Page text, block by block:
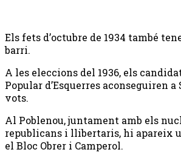
Els fets d’octubre de 1934 també
barri.
A les eleccions del 1936, els
Popular d’Esquerres aconseguiren
vots.
Al Poblenou, juntament amb els
republicans i llibertaris, hi apareix
el Bloc Obrer i Camperol.